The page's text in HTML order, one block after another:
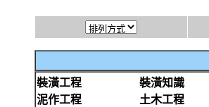
裝潢工程
裝潢知識
泥作工程
土木工程